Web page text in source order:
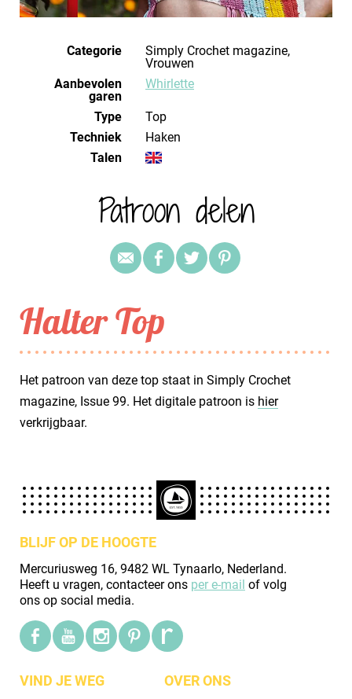
Categorie
Simply Crochet magazine,
Vrouwen
Aanbevolen
garen
Whirlette
Type
Top
Techniek
haken
Talen
Patroon delen
Halter Top
Het patroon van deze top staat in Simply Crochet
magazine, Issue 99. Het digitale patroon is hier
verkrijgbaar.
BLIJF OP DE HOOGTE
Mercuriusweg 16, 9482 WL Tynaarlo, Nederland.
Heeft u vragen, contacteer ons per e-mail of volg
ons op social media.
VIND JE WEG OVER ONS